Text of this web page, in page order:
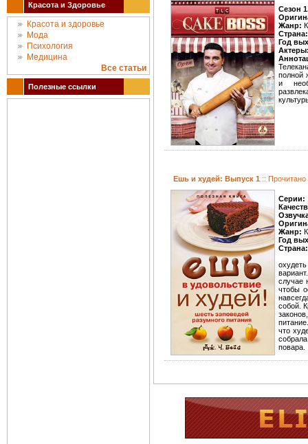
Красота и Здоровье
Красота и здоровье
Мода
Психология
Медицина
Все статьи
Полезные ссылки
Сезон
Жанр:
Страна:
Год
полной
и
Ешь и худей: Выпуск 1 :: Прочитано
Серии:
Жанр:
Год
Страна:
случае
чтобы
собой.
что
повара.